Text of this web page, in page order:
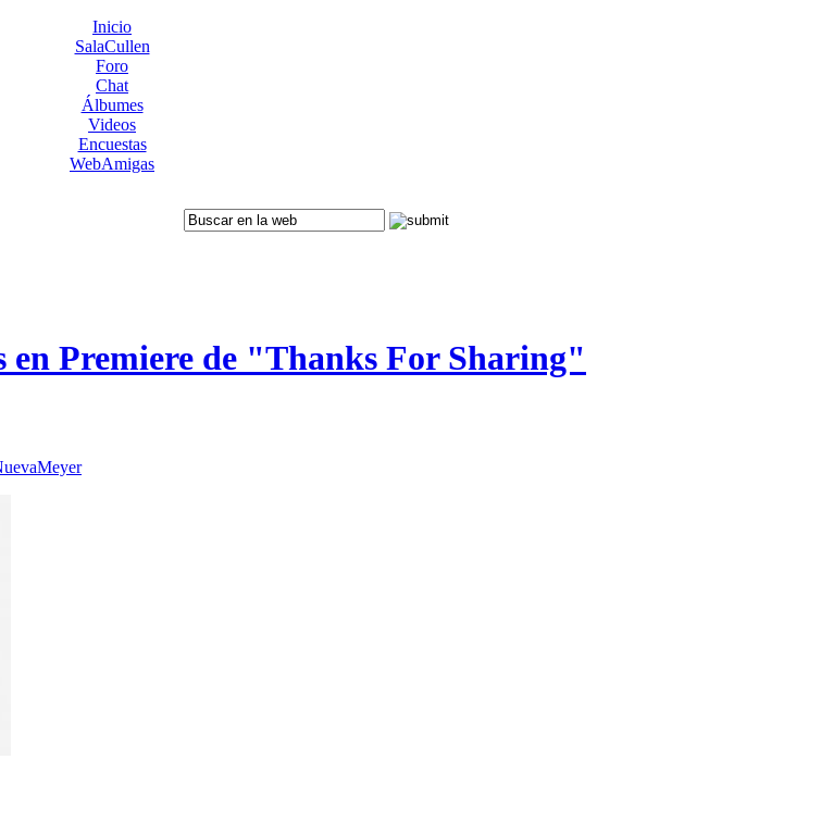
Inicio
SalaCullen
Foro
Chat
Álbumes
Videos
Encuestas
WebAmigas
Premiere de "Thanks For Sharing"